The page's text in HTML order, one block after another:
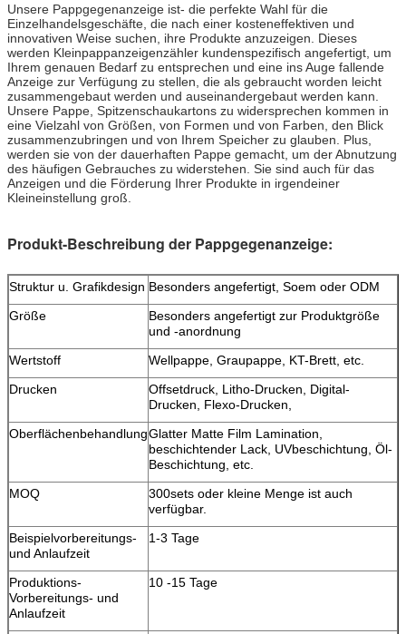
Unsere Pappgegenanzeige ist- die perfekte Wahl für die
Einzelhandelsgeschäfte, die nach einer kosteneffektiven und
innovativen Weise suchen, ihre Produkte anzuzeigen. Dieses
werden Kleinpappanzeigenzähler kundenspezifisch angefertigt, um
Ihrem genauen Bedarf zu entsprechen und eine ins Auge fallende
Anzeige zur Verfügung zu stellen, die als gebraucht worden leicht
zusammengebaut werden und auseinandergebaut werden kann.
Unsere Pappe, Spitzenschaukartons zu widersprechen kommen in
eine Vielzahl von Größen, von Formen und von Farben, den Blick
zusammenzubringen und von Ihrem Speicher zu glauben. Plus,
werden sie von der dauerhaften Pappe gemacht, um der Abnutzung
des häufigen Gebrauches zu widerstehen. Sie sind auch für das
Anzeigen und die Förderung Ihrer Produkte in irgendeiner
Kleineinstellung groß.
Produkt-Beschreibung der Pappgegenanzeige:
Struktur u. Grafikdesign Besonders angefertigt, Soem oder ODM
Größe
Besonders angefertigt zur Produktgröße
und -anordnung
Wertstoff
Wellpappe, Graupappe, KT-Brett, etc.
Drucken
Offsetdruck, Litho-Drucken, Digital-
Drucken, Flexo-Drucken,
OberflächenbehandlungGlatter Matte Film Lamination,
beschichtender Lack, UVbeschichtung, Öl-
Beschichtung, etc.
MOQ
300sets oder kleine Menge ist auch
verfügbar.
Beispielvorbereitungs-
und Anlaufzeit
1-3 Tage
Produktions-
Vorbereitungs- und
Anlaufzeit
10 -15 Tage